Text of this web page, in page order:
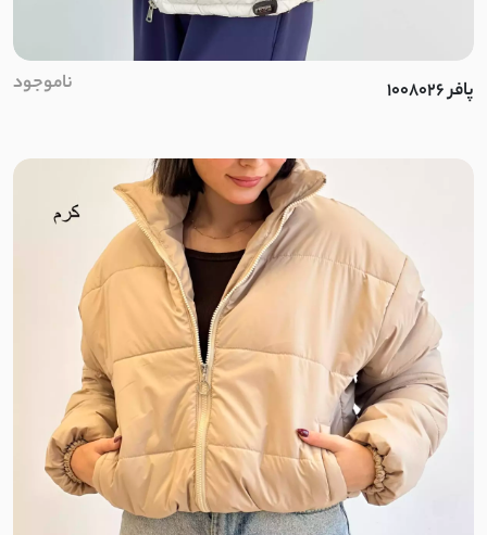
لینن اسلپ
مودال
کرپ بوگاتی
الیاف
استونیک
نخ و پنبه گیاهی
تترون نخ
پافر 1008026 ناموجود